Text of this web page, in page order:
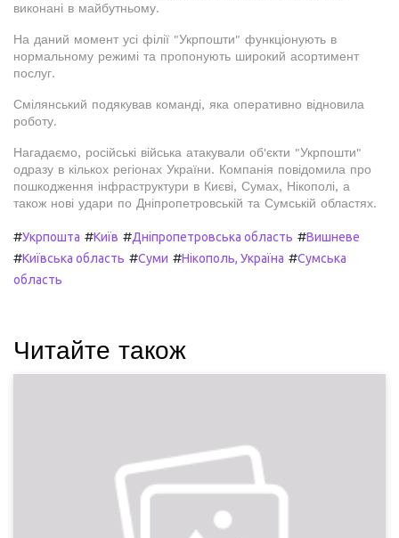
виконані в майбутньому.
На даний момент усі філії "Укрпошти" функціонують в
нормальному режимі та пропонують широкий асортимент
послуг.
Смілянський подякував команді, яка оперативно відновила
роботу.
Нагадаємо, російські війська атакували об'єкти "Укрпошти"
одразу в кількох регіонах України. Компанія повідомила про
пошкодження інфраструктури в Києві, Сумах, Нікополі, а
також нові удари по Дніпропетровській та Сумській областях.
#Укрпошта #Київ #Дніпропетровська область #Вишневе
#Київська область #Суми #Нікополь, Україна #Сумська
область
Читайте також